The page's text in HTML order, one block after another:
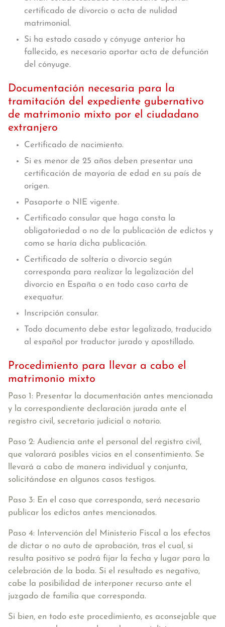
certificado de divorcio o acta de nulidad
matrimonial.
Si ha estado casado y cónyuge anterior ha
fallecido, es necesario aportar acta de defunción
del cónyuge.
Documentación necesaria para la
tramitación del expediente gubernativo
de matrimonio mixto por el ciudadano
extranjero
Certificado de nacimiento.
Si es menor de 25 años deben presentar una
certificación de mayoría de edad en su país de
origen.
Pasaporte o NIE vigente.
Certificado consular que haga consta la
obligatoriedad o no de la publicación de edictos y
como se haría dicha publicación.
Certificado de soltería o divorcio según
corresponda para realizar la legalización del
divorcio en España o en todo caso carta de
exequatur.
Inscripción consular.
Todo documento debe estar legalizado, traducido
al español por traductor jurado y apostillado.
Procedimiento para llevar a cabo el
matrimonio mixto
Paso 1: Presentar la documentación antes mencionada
y la correspondiente declaración jurada ante el
registro civil, secretario judicial o notario.
Paso 2: Audiencia ante el personal del registro civil ,
que valorará posibles vicios en el consentimiento. Se
llevará a cabo de manera individual y conjunta,
solicitándose en algunos casos testigos.
Paso 3: En el caso que corresponda, será necesario
publicar los edictos antes mencionados.
Paso 4: Intervención del Ministerio Fiscal a los efectos
de dictar o no auto de aprobación, tras el cual, si
resulta positivo se podrá fijar la fecha y lugar para la
celebración de la boda. Si el resultado es negativo,
cabe la posibilidad de interponer recurso ante el
juzgado de familia que corresponda.
Si bien, en todo este procedimiento, es aconsejable que